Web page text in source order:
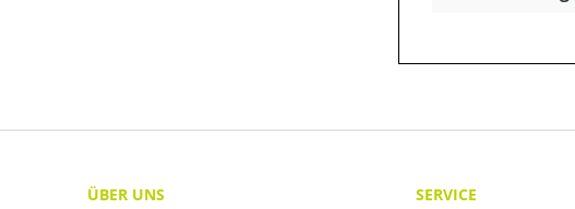
ÜBER UNS
SERVICE